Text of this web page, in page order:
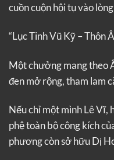
cuồn cuộn hội tụ vào
“Lục Tinh Vũ Kỹ – Thôn
Một chưởng mang theo
đen mở rộng, tham lam
Nếu chỉ một mình Lê Vĩ,
phệ toàn bộ công kích
phương còn sở hữu Dị